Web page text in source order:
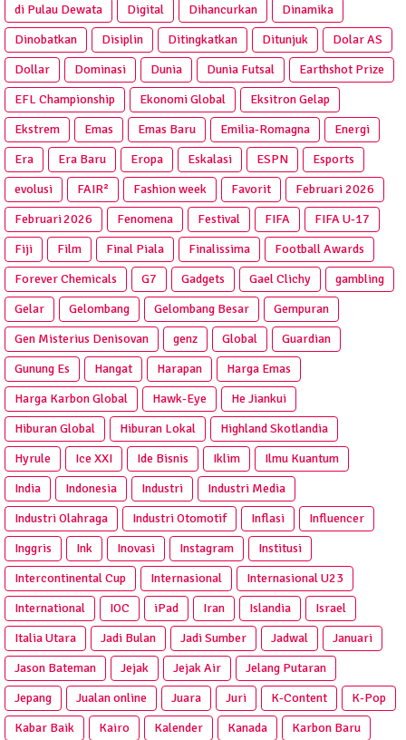
di Pulau Dewata
Digital Dihancurkan
Dinamika
Dinobatkan
Disiplin Ditingkatkan Ditunjuk
Dolar AS
Dollar
Dominasi Dunia Dunia Futsal
Earthshot Prize
EFL Championship
Ekonomi Global
Eksitron Gelap
Ekstrem
Emas Emas Baru Emilia-Romagna
Energi
Era
Era Baru Eropa Eskalasi ESPN
Esports
evolusi
FAIR² Fashion week Favorit
Februari 2026
Februari 2026
Fenomena Festival FIFA
FIFA U-17
Fiji
Film Final Piala Finalissima
Football Awards
Forever Chemicals
G7 Gadgets Gael Clichy
gambling
Gelar
Gelombang Gelombang Besar
Gempuran
Gen Misterius Denisovan
genz Global
Guardian
Gunung Es
Hangat Harapan
Harga Emas
Harga Karbon Global
Hawk-Eye
He Jiankui
Hiburan Global
Hiburan Lokal
Highland Skotlandia
Hyrule
Ice XXI Ide Bisnis Iklim
Ilmu Kuantum
India
Indonesia Industri
Industri Media
Industri Olahraga
Industri Otomotif Inflasi
Influencer
Inggris
Ink Inovasi Instagram
Institusi
Intercontinental Cup
Internasional
Internasional U23
International
IOC iPad Iran Islandia
Israel
Italia Utara
Jadi Bulan Jadi Sumber Jadwal
Januari
Jason Bateman
Jejak Jejak Air
Jelang Putaran
Jepang
Jualan online Juara Juri K-Content
K-Pop
Kabar Baik
Kairo Kalender Kanada Karbon Baru